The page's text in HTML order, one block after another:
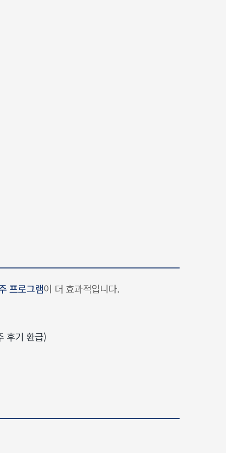
프로그램이 더 효과적입니다.
후기 환급)